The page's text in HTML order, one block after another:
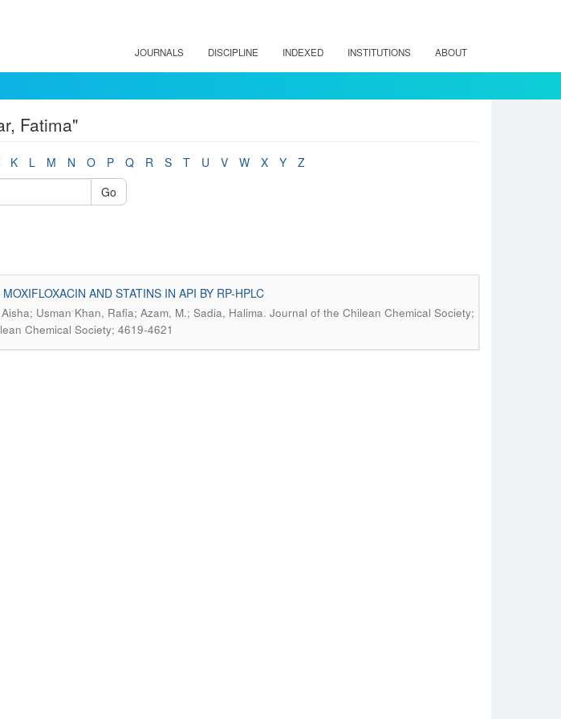
JOURNALS DISCIPLINE INDEXED INSTITUTIONS ABOUT
Fatima"
K L M N O P Q R S T U V W X Y
Z
Go
AND STATINS IN API BY RP-HPLC
Usman Khan, Rafia; Azam, M.; Sadia, Halima. Journal of the Chilean Chemical Society;
Chemical Society; 4619-4621